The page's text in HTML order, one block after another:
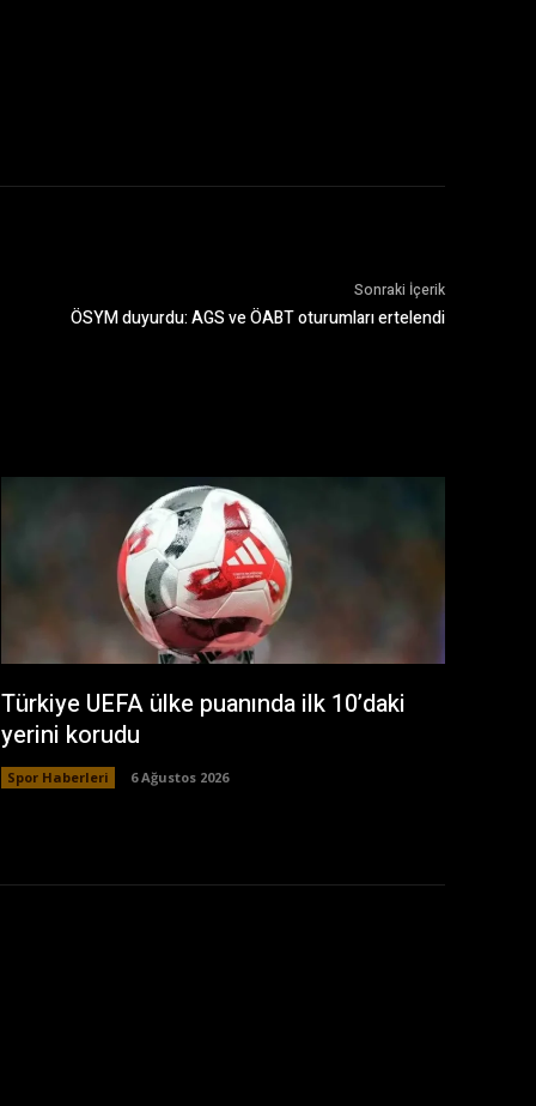
Sonraki İçerik
ÖSYM duyurdu: AGS ve ÖABT oturumları ertelendi
Türkiye UEFA ülke puanında ilk 10’daki
yerini korudu
Spor Haberleri 6 Ağustos 2026